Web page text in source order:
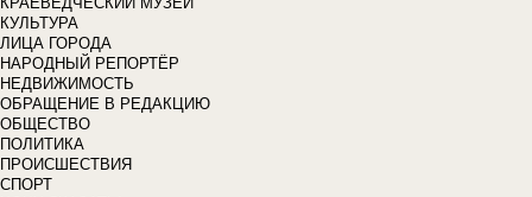
КУЛЬТУРА
ЛИЦА ГОРОДА
НАРОДНЫЙ РЕПОРТЁР
НЕДВИЖИМОСТЬ
ОБРАЩЕНИЕ В РЕДАКЦИЮ
ОБЩЕСТВО
ПОЛИТИКА
ПРОИСШЕСТВИЯ
СПОРТ